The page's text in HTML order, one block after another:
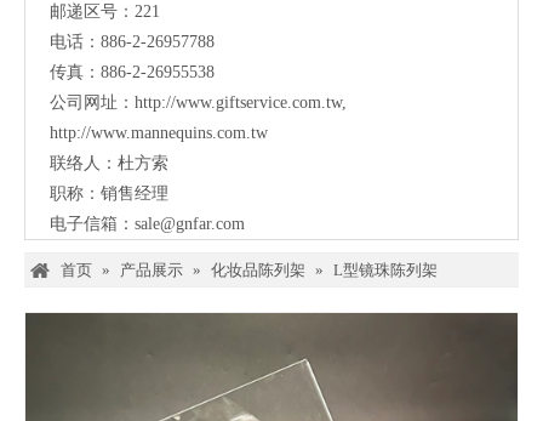
邮递区号：221
电话：886-2-26957788
传真：886-2-26955538
公司网址： http://www.giftservice.com.tw,
http://www.mannequins.com.tw
联络人：杜方索
职称：销售经理
电子信箱： sale@gnfar.com
首页 » 产品展示 » 化妆品陈列架 » L型镜珠陈列架